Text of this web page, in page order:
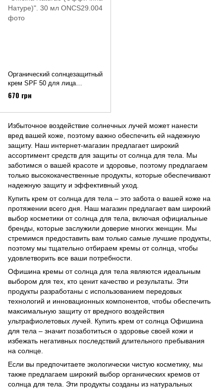
Органический солнцезащитный
крем SPF 50 для лица
торговой марки "Officina
Naturae (Оффичина Натуре)".
670 грн
Избыточное воздействие солнечных лучей может нанести
вред вашей коже, поэтому важно обеспечить ей надежную
защиту. Наш интернет-магазин предлагает широкий
ассортимент средств для защиты от солнца для тела. Мы
заботимся о вашей красоте и здоровье, поэтому предлагаем
только высококачественные продукты, которые обеспечивают
надежную защиту и эффективный уход.
Купить крем от солнца для тела – это забота о вашей коже на
протяжении всего дня. Наш магазин предлагает вам широкий
выбор косметики от солнца для тела, включая официальные
бренды, которые заслужили доверие многих женщин. Мы
стремимся предоставить вам только самые лучшие продукты,
поэтому мы тщательно отбираем кремы от солнца, чтобы
удовлетворить все ваши потребности.
Офишина кремы от солнца для тела являются идеальным
выбором для тех, кто ценит качество и результаты. Эти
продукты разработаны с использованием передовых
технологий и инновационных компонентов, чтобы обеспечить
максимальную защиту от вредного воздействия
ультрафиолетовых лучей. Купить крем от солнца Офишина
для тела – значит позаботиться о здоровье своей кожи и
избежать негативных последствий длительного пребывания
на солнце.
Если вы предпочитаете экологически чистую косметику, мы
также предлагаем широкий выбор органических кремов от
солнца для тела. Эти продукты созданы из натуральных